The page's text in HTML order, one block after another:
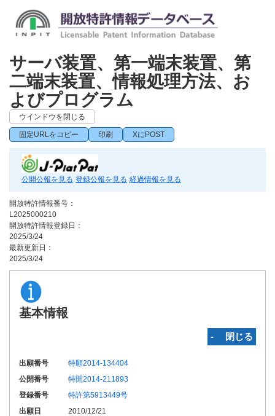
サーバ装置、第一端末装置、第
二端末装置、情報処理方法、お
よびプログラム
ウインドウを閉じる
固定URLをコピー 印刷 XにPOST
公開公報を見る 登録公報を見る 経過情報を見る
開放特許情報番号：
L2025000210
開放特許情報登録日：
2025/3/24
最新更新日：
2025/3/24
基本情報
‐ 閉じる
出願番号
特願2014-134404
公開番号
特開2014-211893
登録番号
特許第5913449号
出願日
2010/12/21